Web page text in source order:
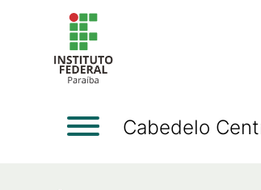
Cabedelo